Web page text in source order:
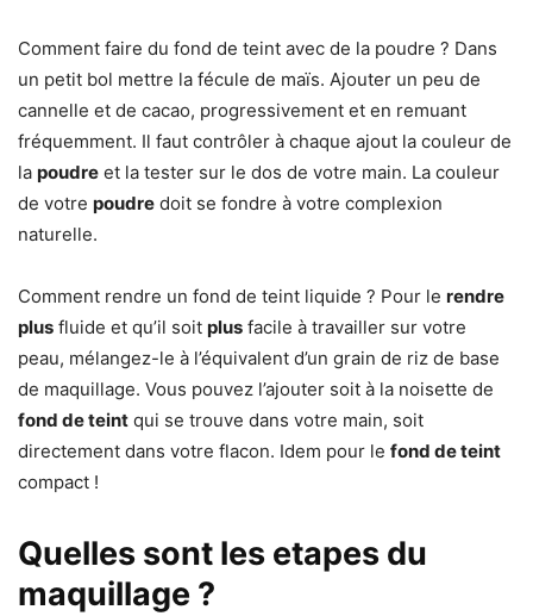
Comment faire du fond de teint avec de la poudre ? Dans
un petit bol mettre la fécule de maïs. Ajouter un peu de
cannelle et de cacao, progressivement et en remuant
fréquemment. Il faut contrôler à chaque ajout la couleur de
la poudre et la tester sur le dos de votre main. La couleur
de votre poudre doit se fondre à votre complexion
naturelle.
Comment rendre un fond de teint liquide ? Pour le rendre
plus fluide et qu’il soit plus facile à travailler sur votre
peau, mélangez-le à l’équivalent d’un grain de riz de base
de maquillage. Vous pouvez l’ajouter soit à la noisette de
fond de teint qui se trouve dans votre main, soit
directement dans votre flacon. Idem pour le fond de teint
compact !
Quelles sont les etapes du
maquillage ?